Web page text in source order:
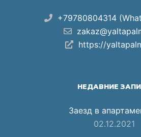
+79780804314
https://
НЕДАВНИЕ
Заезд в
02.12.2021